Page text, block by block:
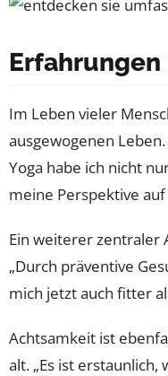
Im Leben vieler
ausgewogenen
Yoga habe ich nicht
meine Perspektive
Ein weiterer zentraler
„Durch präventive
mich jetzt auch fitter
Achtsamkeit ist
alt. „Es ist